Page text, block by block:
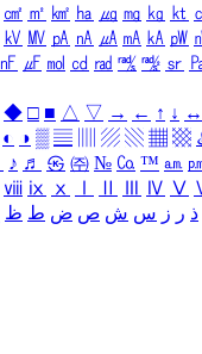
㎠ ㎡ ㎢ ㏊ ㎍ ㎎ ㎏ ㏏
㎸ ㎹ ㎀ ㎁ ㎂ ㎃ ㎄ ㎺
㎋ ㎌ ㏖ ㏅ ㎭ ㎮ ㎯ ㏛
◆ □ ■ △ ▽ → ← ↑ ↓ ↔
◐ ◑ ▒ ▤ ▨ ▧ ▦ ▩
♪ ♬ ㉿ ㈜ № ㏇ ™ ㏂
ⅷ ⅸ ⅹ Ⅳ Ⅴ
ذ ر ز س ش ص ض ط ظ